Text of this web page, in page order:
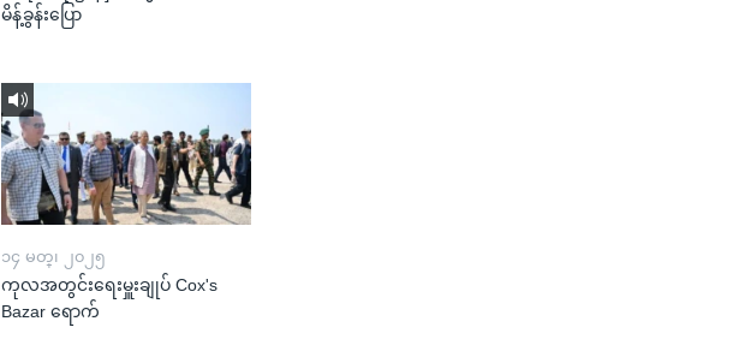
မိန့်ခွန်းပြော
၁၄ မတ္၊ ၂၀၂၅
ကုလအတွင်းရေးမှူးချုပ် Cox's
Bazar ရောက်